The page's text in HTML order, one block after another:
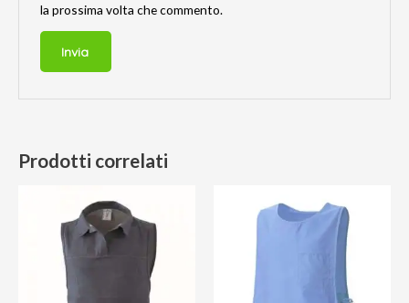
la prossima volta che commento.
Prodotti correlati